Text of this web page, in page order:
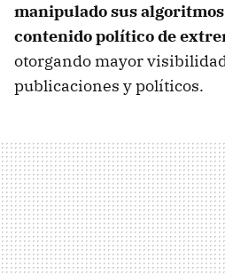
manipulado sus
contenido político de
otorgando mayor
publicaciones y políticos.